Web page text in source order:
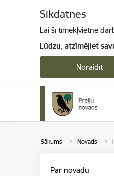
Sīkdatnes
Lai šī tīmekļvietne
Lūdzu, atzīmējiet
Noraidīt
Sākums Novads
Par novadu